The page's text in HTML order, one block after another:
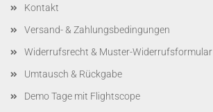
Kontakt
Versand- & Zahlungsbedingungen
Widerrufsrecht & Muster-Widerrufsformular
Umtausch & Rückgabe
Demo Tage mit Flightscope